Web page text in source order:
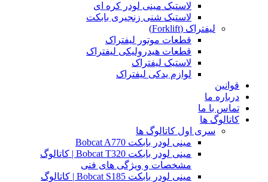
لاستیک مینی لودر کره ای
لاستیک شنی زنجیری بابکت
لیفتراک (Forklift)
قطعات موتور لیفتراک
قطعات هیدرولیکی لیفتراک
لاستیک لیفتراک
لوازم یدکی لیفتراک
قوانین
درباره ما
تماس با ما
کاتالوگ ها
سری اول کاتالوگ ها
مینی لودر بابکت Bobcat A770
مینی لودر بابکت Bobcat T320 | کاتالوگ
مشخصات و ویژگی های فنی
مینی لودر بابکت Bobcat S185 | کاتالوگ